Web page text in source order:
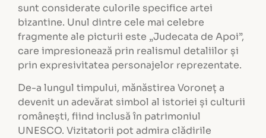
sunt considerate culorile specifice artei
bizantine. Unul dintre cele mai celebre
fragmente ale picturii este „Judecata de Apoi”,
care impresionează prin realismul detaliilor și
prin expresivitatea personajelor reprezentate.
De-a lungul timpului, mănăstirea Voroneț a
devenit un adevărat simbol al istoriei și culturii
românești, fiind inclusă în patrimoniul
UNESCO. Vizitatorii pot admira clădirile